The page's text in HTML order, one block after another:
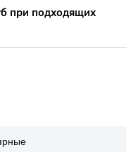
при подходящих